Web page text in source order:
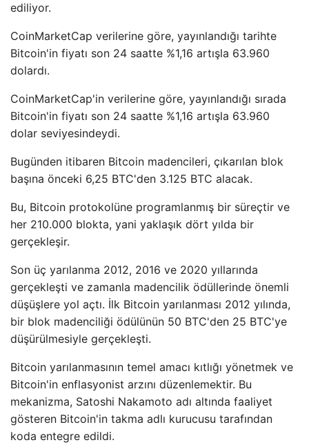
ediliyor.
CoinMarketCap verilerine göre, yayınlandığı tarihte
Bitcoin'in fiyatı son 24 saatte %1,16 artışla 63.960
dolardı.
CoinMarketCap'in verilerine göre, yayınlandığı sırada
Bitcoin'in fiyatı son 24 saatte %1,16 artışla 63.960
dolar seviyesindeydi.
Bugünden itibaren Bitcoin madencileri, çıkarılan blok
başına önceki 6,25 BTC'den 3.125 BTC alacak.
Bu, Bitcoin protokolüne programlanmış bir süreçtir ve
her 210.000 blokta, yani yaklaşık dört yılda bir
gerçekleşir.
Son üç yarılanma 2012, 2016 ve 2020 yıllarında
gerçekleşti ve zamanla madencilik ödüllerinde önemli
düşüşlere yol açtı. İlk Bitcoin yarılanması 2012 yılında,
bir blok madenciliği ödülünün 50 BTC'den 25 BTC'ye
düşürülmesiyle gerçekleşti.
Bitcoin yarılanmasının temel amacı kıtlığı yönetmek ve
Bitcoin'in enflasyonist arzını düzenlemektir. Bu
mekanizma, Satoshi Nakamoto adı altında faaliyet
gösteren Bitcoin'in takma adlı kurucusu tarafından
koda entegre edildi.